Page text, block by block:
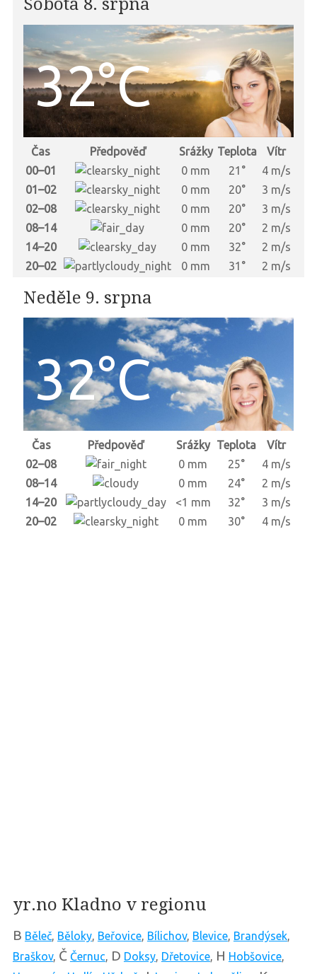
Sobota 8. srpna
32°C
Čas Předpověď Srážky Teplota
Vítr
00–01
0 mm 21°
4 m/s
01–02
0 mm 20°
3 m/s
02–08
0 mm 20°
3 m/s
08–14
0 mm 20°
2 m/s
14–20
0 mm 32°
2 m/s
20–02
0 mm 31° 2 m/s
Neděle 9. srpna
32°C
Čas Předpověď Srážky Teplota
Vítr
02–08
0 mm 25°
4 m/s
08–14
0 mm 24°
2 m/s
14–20
<1 mm 32°
3 m/s
20–02
0 mm 30° 4 m/s
yr.no Kladno v regionu
B Běleč, Běloky, Beřovice, Bílichov, Blevice, Brandýsek,
Braškov, Č Černuc, D Doksy, Dřetovice, H Hobšovice,